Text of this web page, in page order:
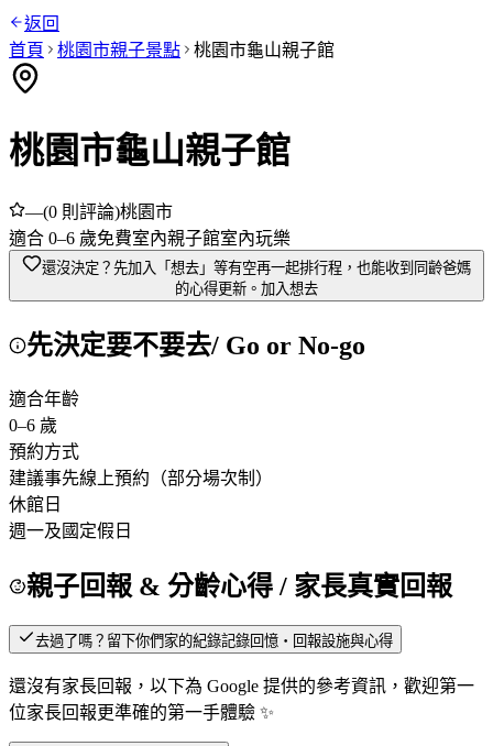
返回
首頁
桃園市親子景點 桃園市龜山親子館
桃園市龜山親子館
—(0 則評論)桃園市
適合 0–6 歲免費室內親子館室內玩樂
還沒決定？先加入「想去」 等有空再一起排行程，也能收到同齡爸媽
的心得更新。 加入想去
先決定要不要去/ Go or No-go
適合年齡
0–6 歲
預約方式
建議事先線上預約（部分場次制）
休館日
週一及國定假日
親子回報 & 分齡心得 / 家長真實回報
去過了嗎？留下你們家的紀錄記錄回憶・回報設施與心得
還沒有家長回報，以下為 Google 提供的參考資訊，歡迎第一
位家長回報更準確的第一手體驗 ✨